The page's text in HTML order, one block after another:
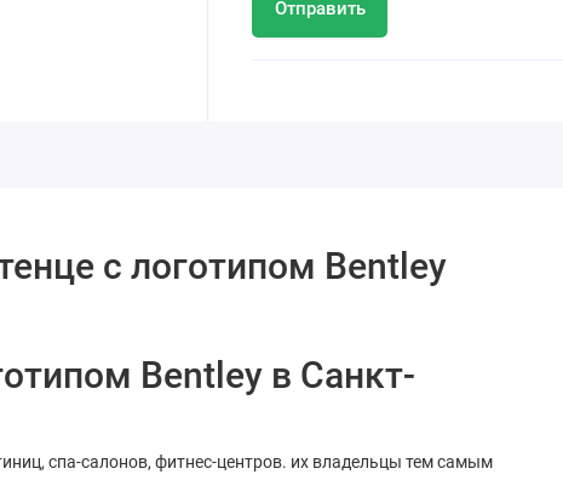
Отправить
с логотипом Bentley
Bentley в Санкт-
спа-салонов, фитнес-центров. их владельцы тем самым